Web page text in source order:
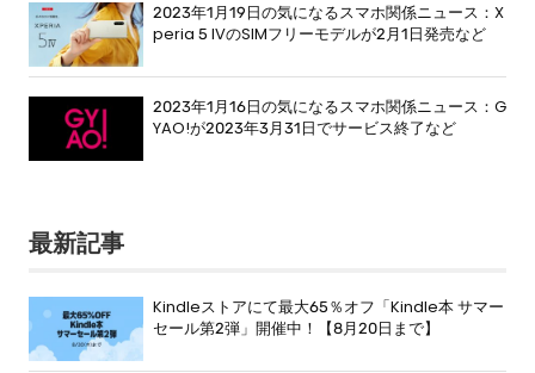
2023年1月19日の気になるスマホ関係ニュース：X
peria 5 IVのSIMフリーモデルが2月1日発売など
2023年1月16日の気になるスマホ関係ニュース：G
YAO!が2023年3月31日でサービス終了など
最新記事
Kindleストアにて最大65％オフ「Kindle本 サマー
セール第2弾」開催中！【8月20日まで】